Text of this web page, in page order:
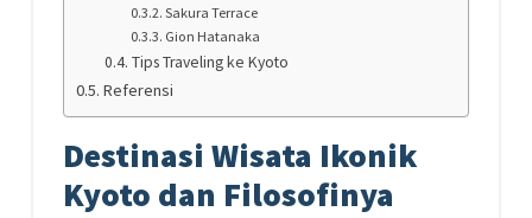
Sakura Terrace
Gion Hatanaka
Tips Traveling ke Kyoto
Referensi
Destinasi Wisata Ikonik
Kyoto dan Filosofinya